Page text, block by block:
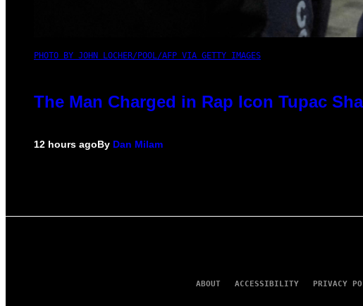
PHOTO BY JOHN LOCHER/POOL/AFP VIA GETTY IMAGES
The Man Charged in Rap Icon Tupac
12 hours agoBy Dan Milam
ABOUT ACCESSIBILITY PRIVACY